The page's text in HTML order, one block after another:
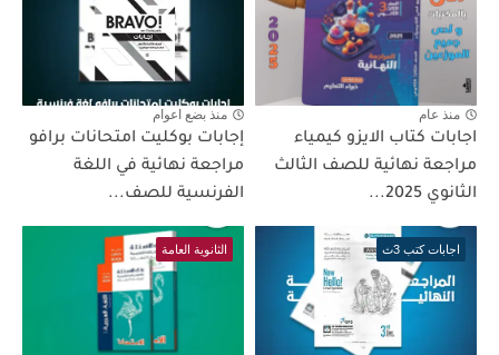
منذ عام
اجابات كتاب الايزو كيمياء
مراجعة نهائية للصف الثالث
الثانوي 2025...
منذ بضع اعوام
إجابات بوكليت امتحانات برافو
مراجعة نهائية في اللغة
الفرنسية للصف...
اجابات كتب 3ث الثانوية العامة